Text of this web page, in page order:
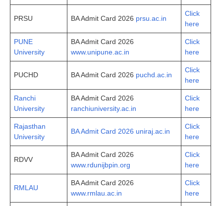
PRSU BA Admit Card 2026 prsu.ac.in
Click
here
PUNE
University
BA Admit Card 2026
www.unipune.ac.in
Click
here
PUCHD BA Admit Card 2026 puchd.ac.in
Click
here
Ranchi
University
BA Admit Card 2026
ranchiuniversity.ac.in
Click
here
Rajasthan
University
BA Admit Card 2026 uniraj.ac.in
Click
here
RDVV
BA Admit Card 2026
www.rdunijbpin.org
Click
here
RMLAU
BA Admit Card 2026
www.rmlau.ac.in
Click
here